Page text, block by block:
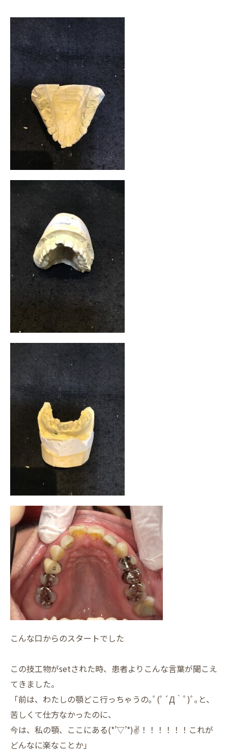
こんな口からのスタートでした
この技工物がsetされた時、患者よりこんな言葉が聞こえ
てきました。
「前は、わたしの顎どこ行っちゃうの｡ﾟ(ﾟ´Д｀ﾟ)ﾟ｡と、
苦しくて仕方なかったのに、
今は、私の顎、ここにある(*’▽’*)✌️！！！！！！これが
どんなに楽なことか」